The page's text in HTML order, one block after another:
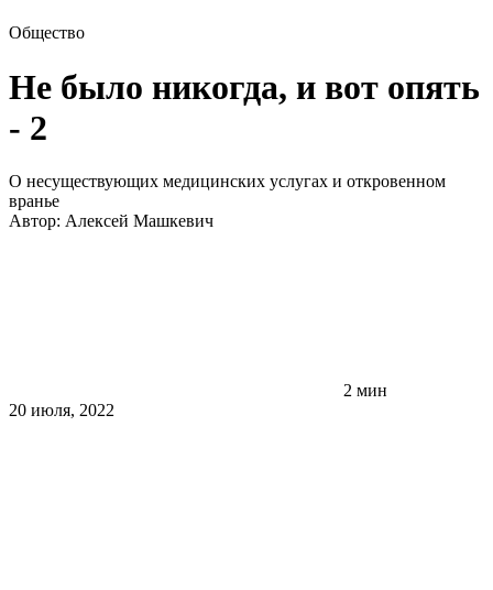
Общество
Не было никогда, и вот опять
- 2
О несуществующих медицинских услугах и откровенном
вранье
Автор: Алексей Машкевич
2 мин
20 июля, 2022